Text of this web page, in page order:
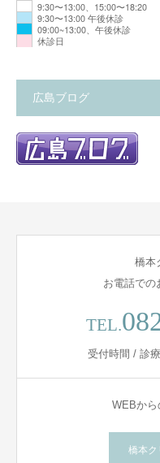
9:30〜13:00、15:00〜18:20
9:30〜13:00 午後休診
09:00~13:00、午後休診
休診日
広島ブログ
橋本
お電話での
TEL.
受付時間 / 診
WEBから
橋本ク